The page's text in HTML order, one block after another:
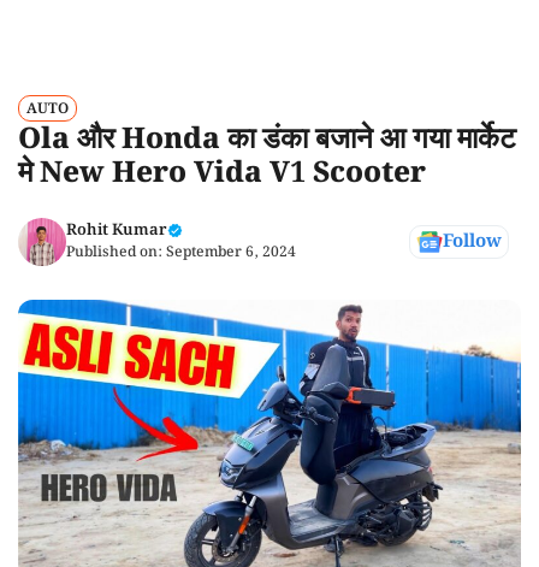
AUTO
Ola और Honda का डंका बजाने आ गया मार्केट
मे New Hero Vida V1 Scooter
Rohit Kumar
Published on: September 6, 2024 Follow